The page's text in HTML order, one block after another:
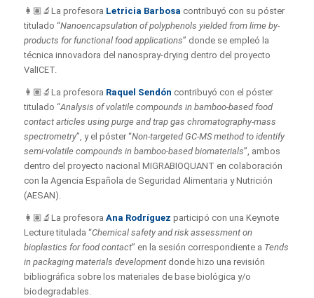
👩🏽‍🔬La profesora Letricia Barbosa contribuyó con su póster
titulado “Nanoencapsulation of polyphenols yielded from lime by-
products for functional food applications” donde se empleó la
técnica innovadora del nanospray-drying dentro del proyecto
ValICET.
👩🏽‍🔬La profesora Raquel Sendón contribuyó con el póster
titulado “Analysis of volatile compounds in bamboo-based food
contact articles using purge and trap gas chromatography-mass
spectrometry”, y el póster “Non-targeted GC-MS method to identify
semi-volatile compounds in bamboo-based biomaterials”, ambos
dentro del proyecto nacional MIGRABIOQUANT en colaboración
con la Agencia Española de Seguridad Alimentaria y Nutrición
(AESAN).
👩🏽‍🔬La profesora Ana Rodríguez participó con una Keynote
Lecture titulada “Chemical safety and risk assessment on
bioplastics for food contact” en la sesión correspondiente a Tends
in packaging materials developmentdonde hizo una revisión
bibliográfica sobre los materiales de base biológica y/o
biodegradables.